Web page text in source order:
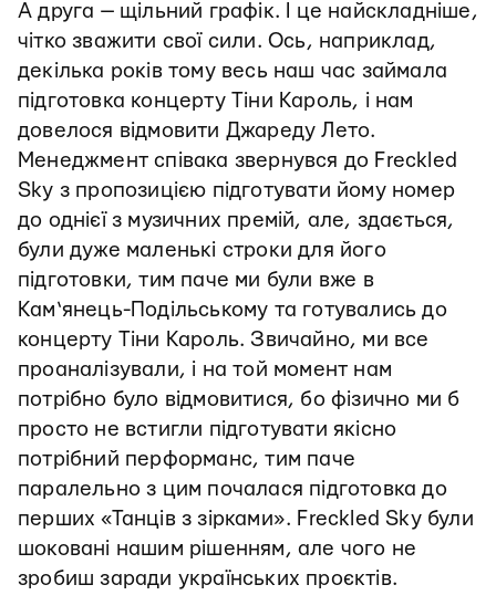
А друга — щільний графік. І це найскладніше,
чітко зважити свої сили. Ось, наприклад,
декілька років тому весь наш час займала
підготовка концерту Тіни Кароль, і нам
довелося відмовити Джареду Лето.
Менеджмент співака звернувся до Freckled
Sky з пропозицією підготувати йому номер
до однієї з музичних премій, але, здається,
були дуже маленькі строки для його
підготовки, тим паче ми були вже в
Кам‘янець-Подільському та готувались до
концерту Тіни Кароль. Звичайно, ми все
проаналізували, і на той момент нам
потрібно було відмовитися, бо фізично ми б
просто не встигли підготувати якісно
потрібний перформанс, тим паче
паралельно з цим почалася підготовка до
перших «Танців з зірками». Freckled Sky були
шоковані нашим рішенням, але чого не
зробиш заради українських проєктів.